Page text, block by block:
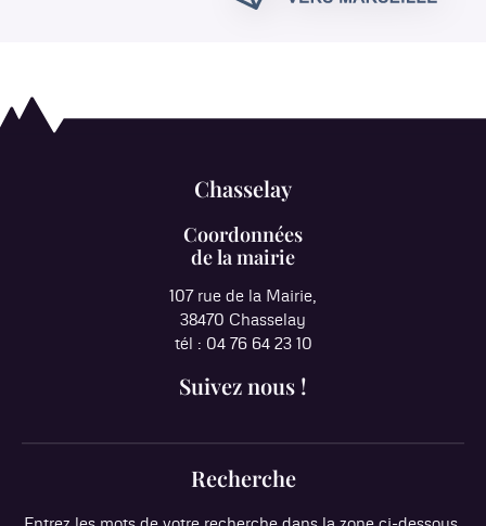
Chasselay
Coordonnées
de la mairie
107 rue de la Mairie,
38470 Chasselay
tél : 04 76 64 23 10
Suivez nous !
Recherche